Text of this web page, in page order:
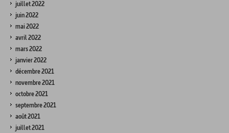
juillet 2022
juin 2022
mai 2022
avril 2022
mars 2022
janvier 2022
décembre 2021
novembre 2021
octobre 2021
septembre 2021
août 2021
juillet 2021